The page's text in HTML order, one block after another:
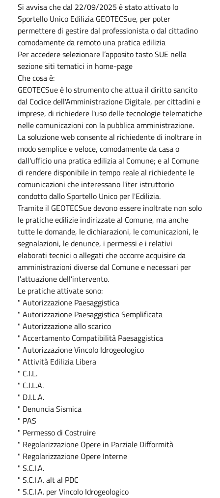
Si avvisa che dal 22/09/2025 è stato attivato lo
Sportello Unico Edilizia GEOTECSue, per poter
permettere di gestire dal professionista o dal cittadino
comodamente da remoto una pratica edilizia
Per accedere selezionare l’apposito tasto SUE nella
sezione siti tematici in home-page
Che cosa è:
GEOTECSue è lo strumento che attua il diritto sancito
dal Codice dell'Amministrazione Digitale, per cittadini e
imprese, di richiedere l'uso delle tecnologie telematiche
nelle comunicazioni con la pubblica amministrazione.
La soluzione web consente al richiedente di inoltrare in
modo semplice e veloce, comodamente da casa o
dall'ufficio una pratica edilizia al Comune; e al Comune
di rendere disponibile in tempo reale al richiedente le
comunicazioni che interessano l'iter istruttorio
condotto dallo Sportello Unico per l'Edilizia.
Tramite il GEOTECSue devono essere inoltrate non solo
le pratiche edilizie indirizzate al Comune, ma anche
tutte le domande, le dichiarazioni, le comunicazioni, le
segnalazioni, le denunce, i permessi e i relativi
elaborati tecnici o allegati che occorre acquisire da
amministrazioni diverse dal Comune e necessari per
l'attuazione dell’intervento.
Le pratiche attivate sono:
" Autorizzazione Paesaggistica
" Autorizzazione Paesaggistica Semplificata
" Autorizzazione allo scarico
" Accertamento Compatibilità Paesaggistica
" Autorizzazione Vincolo Idrogeologico
" Attività Edilizia Libera
" C.I.L.
" C.I.L.A.
" D.I.L.A.
" Denuncia Sismica
" PAS
" Permesso di Costruire
" Regolarizzazione Opere in Parziale Difformità
" Regolarizzazione Opere Interne
" S.C.I.A.
" S.C.I.A. alt al PDC
" S.C.I.A. per Vincolo Idrogeologico